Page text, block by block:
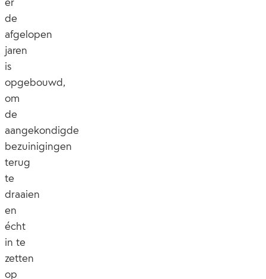
de
afgelopen
jaren
is
opgebouwd,
om
de
aangekondigde
bezuinigingen
terug
te
draaien
en
écht
in te
zetten
op